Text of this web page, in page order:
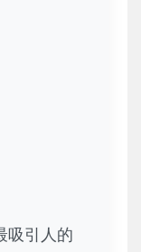
吸引人的